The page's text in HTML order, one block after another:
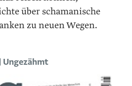
über schamanische
zu neuen Wegen.
Ungezähmt